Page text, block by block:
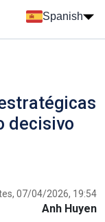
Spanish
decisivo
07/04/2026, 19:54
Anh Huyen